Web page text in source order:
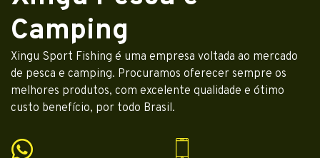
Camping
Xingu Sport Fishing é uma empresa voltada ao mercado
de pesca e camping. Procuramos oferecer sempre os
melhores produtos, com excelente qualidade e ótimo
custo benefício, por todo Brasil.